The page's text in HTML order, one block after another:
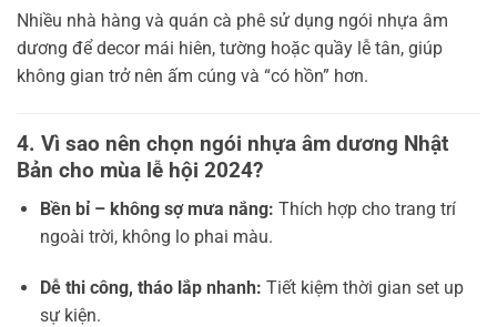
Nhiều nhà hàng và quán cà phê sử dụng ngói nhựa âm
dương để decor mái hiên, tường hoặc quầy lễ tân, giúp
không gian trở nên ấm cúng và “có hồn” hơn.
4. Vì sao nên chọn ngói nhựa âm dương Nhật
Bản cho mùa lễ hội 2024?
Bền bỉ – không sợ mưa nắng: Thích hợp cho trang trí
ngoài trời, không lo phai màu.
Dễ thi công, tháo lắp nhanh: Tiết kiệm thời gian set up
sự kiện.